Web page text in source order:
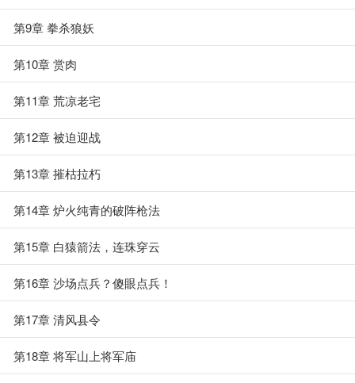
第9章 拳杀狼妖
第10章 赏肉
第11章 荒凉老宅
第12章 被迫迎战
第13章 摧枯拉朽
第14章 炉火纯青的破阵枪法
第15章 白猿箭法，连珠穿云
第16章 沙场点兵？傻眼点兵！
第17章 清风县令
第18章 将军山上将军庙